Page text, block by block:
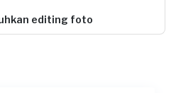
editing foto
hasil foto?